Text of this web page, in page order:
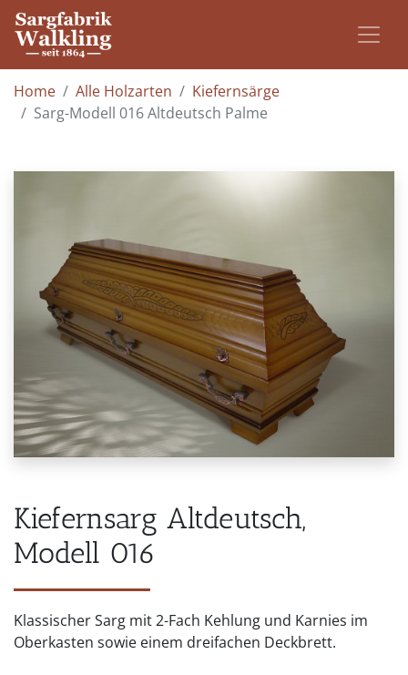
Home Alle Holzarten
Kiefernsärge
Sarg-Modell 016 Altdeutsch Palme
Kiefernsarg Altdeutsch,
Modell 016
Klassischer Sarg mit 2-Fach Kehlung und Karnies im
Oberkasten sowie einem dreifachen Deckbrett.